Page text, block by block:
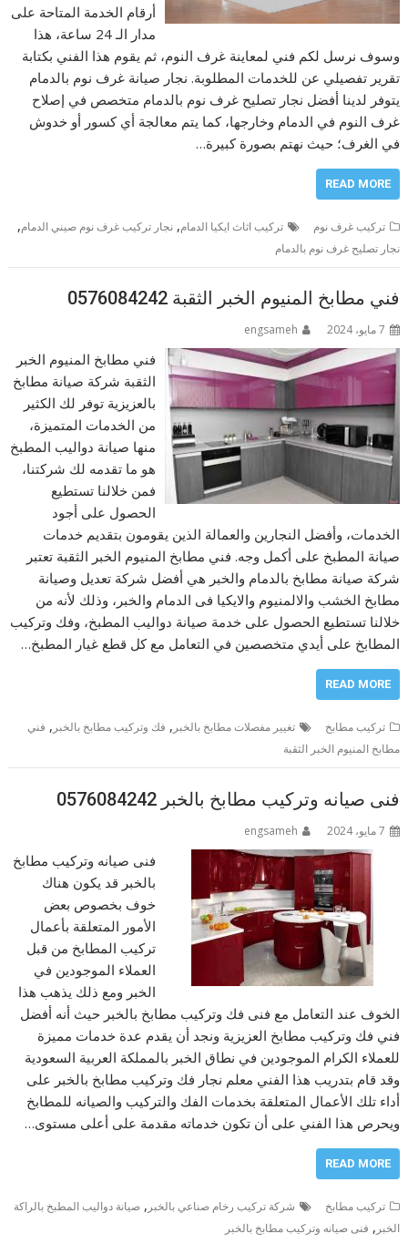
أرقام الخدمة المتاحة على
مدار الـ 24 ساعة، هذا
وسوف نرسل لكم فني لمعاينة غرف النوم، ثم يقوم هذا الفني بكتابة
تقرير تفصيلي عن للخدمات المطلوبة. نجار صيانة غرف نوم بالدمام
يتوفر لدينا أفضل نجار تصليح غرف نوم بالدمام متخصص في إصلاح
غرف النوم في الدمام وخارجها، كما يتم معالجة أي كسور أو خدوش
في الغرف؛ حيث نهتم بصورة كبيرة…
READ MORE
تركيب غرف نوم تركيب اثاث ايكيا الدمام,نجار تركيب غرف نوم صيني الدمام,
نجار تصليح غرف نوم بالدمام
فني مطابخ المنيوم الخبر الثقبة 0576084242
7 مايو، 2024 engsameh
فني مطابخ المنيوم الخبر
الثقبة شركة صيانة مطابخ
بالعزيزية توفر لك الكثير
من الخدمات المتميزة،
منها صيانة دواليب المطبخ
هو ما تقدمه لك شركتنا،
فمن خلالنا تستطيع
الحصول على أجود
الخدمات، وأفضل النجارين والعمالة الذين يقومون بتقديم خدمات
صيانة المطبخ على أكمل وجه. فني مطابخ المنيوم الخبر الثقبة تعتبر
شركة صيانة مطابخ بالدمام والخبر هي أفضل شركة تعديل وصيانة
مطابخ الخشب والالمنيوم والايكيا فى الدمام والخبر، وذلك لأنه من
خلالنا تستطيع الحصول على خدمة صيانة دواليب المطبخ، وفك وتركيب
المطابخ على أيدي متخصصين في التعامل مع كل قطع غيار المطبخ…
READ MORE
تركيب مطابخ تغيير مفصلات مطابخ بالخبر , فك وتركيب مطابخ بالخبر , فني
مطابخ المنيوم الخبر الثقبة
فنى صيانه وتركيب مطابخ بالخبر 0576084242
7 مايو، 2024 engsameh
فنى صيانه وتركيب مطابخ
بالخبر قد يكون هناك
خوف بخصوص بعض
الأمور المتعلقة بأعمال
تركيب المطابخ من قبل
العملاء الموجودين في
الخبر ومع ذلك يذهب هذا
الخوف عند التعامل مع فنى فك وتركيب مطابخ بالخبر حيث أنه أفضل
فني فك وتركيب مطابخ العزيزية ونجد أن يقدم عدة خدمات مميزة
للعملاء الكرام الموجودين في نطاق الخبر بالمملكة العربية السعودية
وقد قام بتدريب هذا الفني معلم نجار فك وتركيب مطابخ بالخبر على
أداء تلك الأعمال المتعلقة بخدمات الفك والتركيب والصيانه للمطابخ
ويحرص هذا الفني على أن تكون خدماته مقدمة على أعلى مستوى…
READ MORE
تركيب مطابخ شركة تركيب رخام صناعي بالخبر ,صيانة دواليب المطبخ بالراكة
الخبر , فنى صيانه وتركيب مطابخ بالخبر